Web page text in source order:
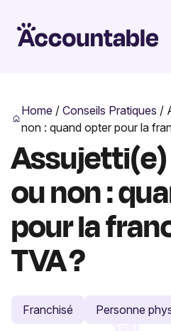
Home /Conseils Pratiques /
non : quand opter pour la
Assujetti(e)
ou non :
pour la
TVA ?
Franchisé Personne